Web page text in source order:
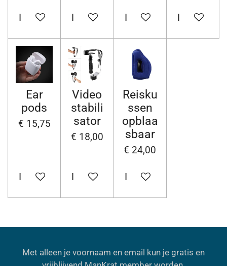
In winkelwagenIn winkelwagenIn winkelwagen
In
Ear
pods
€ 15,75
In winkelwagen
Video
stabili
sator
€ 18,00
In winkelwagen
Reisku
ssen
opblaa
sbaar
€ 24,00
In winkelwagen
Met alleen je voornaam en email kun je gratis en